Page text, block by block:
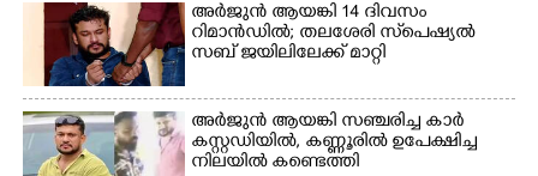
അർജുൻ ആയങ്കി 14 ദിവസം
റിമാൻഡിൽ; തലശേരി സ്‌പെഷ്യൽ
സബ് ജയിലിലേക്ക് മാറ്റി
അർജുൻ ആയങ്കി സഞ്ചരിച്ച കാർ
കസ്റ്റഡിയിൽ,​ കണ്ണൂരിൽ ഉപേക്ഷിച്ച
നിലയിൽ കണ്ടെത്തി